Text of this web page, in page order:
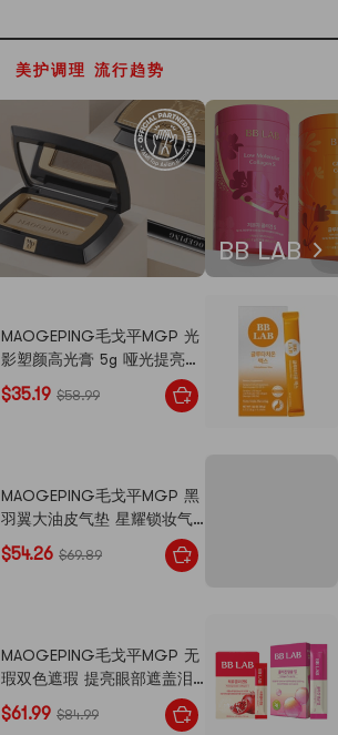
美护调理 流行趋势
MAOGEPING毛戈平MGP 光
影塑颜高光膏 5g 哑光提亮
遮泪沟法令纹面部凹陷【新
版】
$35.19 $58.99
MAOGEPING毛戈平MGP 黑
羽翼大油皮气垫 星耀锁妆气
垫粉底液 14g 水感雾面肌
24H锁色锁妆 遮瑕强控油
$54.26 $69.89
MAOGEPING毛戈平MGP 无
瑕双色遮瑕 提亮眼部遮盖泪
沟黑眼圈斑点痘印 3g【10级
泪沟消失术】
$61.99 $84.99
BB LAB